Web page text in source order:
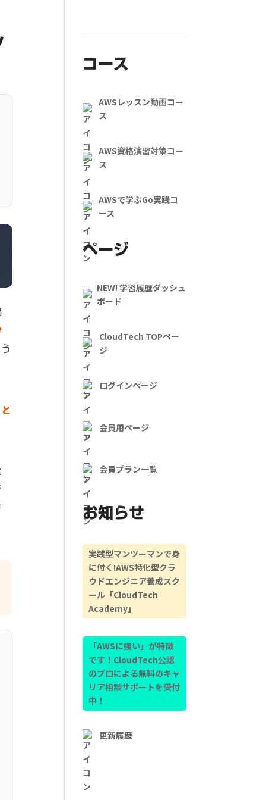
コース
AWSレッスン動画コー
ス
AWS資格演習対策コー
ス
AWSで学ぶGo実践コ
ース
ページ
NEW! 学習履歴ダッシュ
ボード
CloudTech TOPペー
ジ
ログインページ
会員用ページ
会員プラン一覧
お知らせ
実践型マンツーマンで身
に付く!AWS特化型クラ
ウドエンジニア養成スク
ール「CloudTech
Academy」
「AWSに強い」が特徴
です！CloudTech公認
のプロによる無料のキャ
リア相談サポートを受付
中！
更新履歴